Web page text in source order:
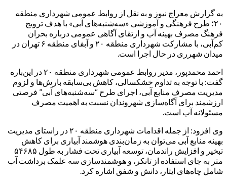
به گزارش معراج نیوز و به نقل از روابط عمومی شهرداری منطقه
۲۰؛ طرح فرهنگی و آموزشی «سه‌شنبه‌های آبی» با هدف ترویج
فرهنگ مصرف بهینه آب و ارتقای آگاهی عمومی درباره بحران
کم‌آبی، با مشارکت شهرداری منطقه ۲۰ و آبفای منطقه ۶ تهران در
میدان شهرری در حال اجرا است.
احمد محمدپور، مدیر روابط عمومی شهرداری منطقه ۲۰ در این‌باره
گفت: با توجه به تداوم خشکسالی، کاهش بی‌سابقه بارش‌ها و لزوم
مدیریت مصرف منابع آبی، اجرای طرح “سه‌شنبه‌های آبی” فرصتی
ارزشمند برای آگاه‌سازی شهروندان نسبت به اهمیت مصرف
مسئولانه آب است.
وی افزود: از جمله اقدامات شهرداری منطقه ۲۰ در راستای مدیریت
بهینه منابع آبی می‌توان به زمان‌بندی هوشمند آبیاری برای کاهش
تبخیر و افزایش راندمان، توسعه آبیاری تحت فشار به طول ۵۴۶۸۵
متر به جای استفاده از تانکر، و هوشمندسازی سه علمک برداشت آب
شامل چاه‌های ایثار، دانش و شفق اشاره کرد.